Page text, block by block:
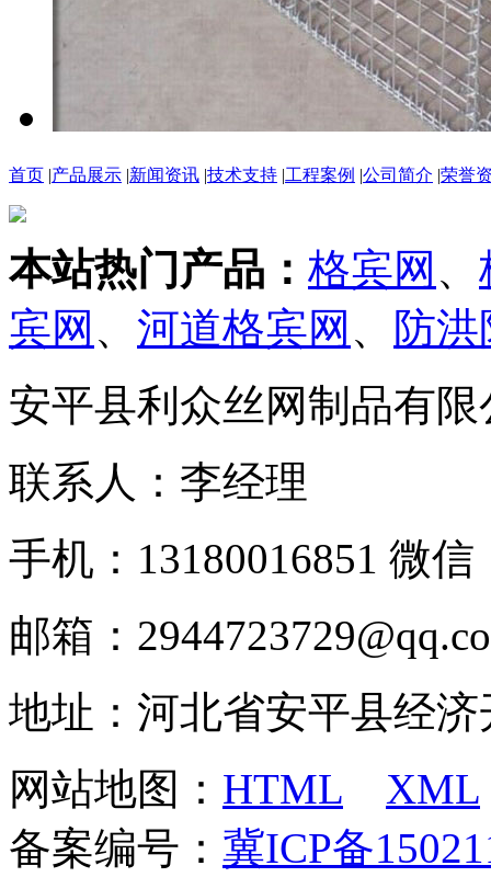
首页 |产品展示 |新闻资讯 |技术支持 |工程案例 |公司简介 |荣誉
本站热门产品： 格宾网 、
宾网 、 河道格宾网 、
防
安平县利众丝网制品有限
联系人：李经理
手机：13180016851 微信
邮箱：
地址：河北省安平县经济
网站地图： HTML
XML
备案编号： 冀ICP备